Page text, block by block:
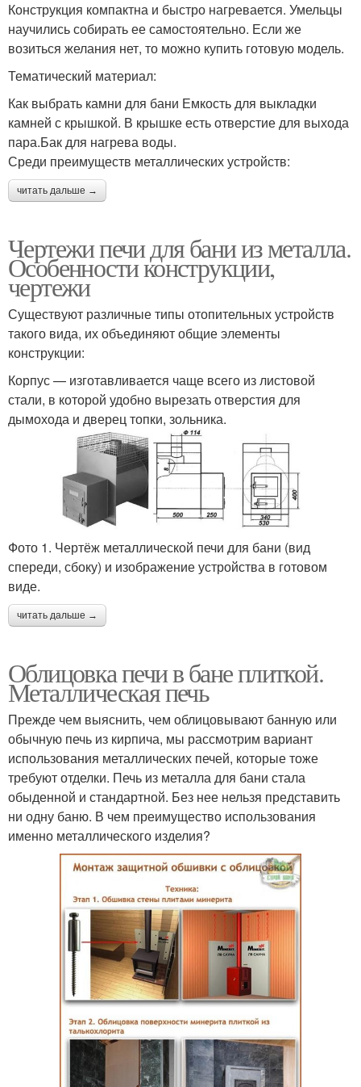
Конструкция компактна и быстро нагревается. Умельцы
научились собирать ее самостоятельно. Если же
возиться желания нет, то можно купить готовую модель.
Тематический материал:
Как выбрать камни для бани Емкость для выкладки
камней с крышкой. В крышке есть отверстие для выхода
пара.Бак для нагрева воды.
Среди преимуществ металлических устройств:
читать дальше →
Чертежи печи для бани из металла.
Особенности конструкции,
чертежи
Существуют различные типы отопительных устройств
такого вида, их объединяют общие элементы
конструкции:
Корпус — изготавливается чаще всего из листовой
стали, в которой удобно вырезать отверстия для
дымохода и дверец топки, зольника.
Фото 1. Чертёж металлической печи для бани (вид
спереди, сбоку) и изображение устройства в готовом
виде.
читать дальше →
Облицовка печи в бане плиткой.
Металлическая печь
Прежде чем выяснить, чем облицовывают банную или
обычную печь из кирпича, мы рассмотрим вариант
использования металлических печей, которые тоже
требуют отделки. Печь из металла для бани стала
обыденной и стандартной. Без нее нельзя представить
ни одну баню. В чем преимущество использования
именно металлического изделия?